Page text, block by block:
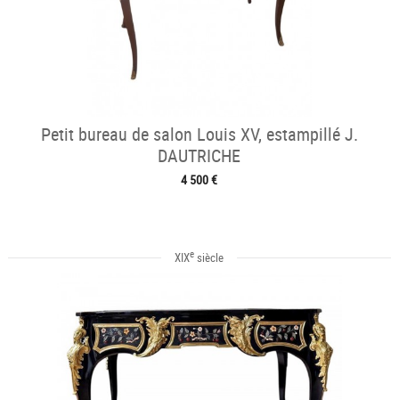
Petit bureau de salon Louis XV, estampillé J.
DAUTRICHE
4 500 €
XIXe siècle